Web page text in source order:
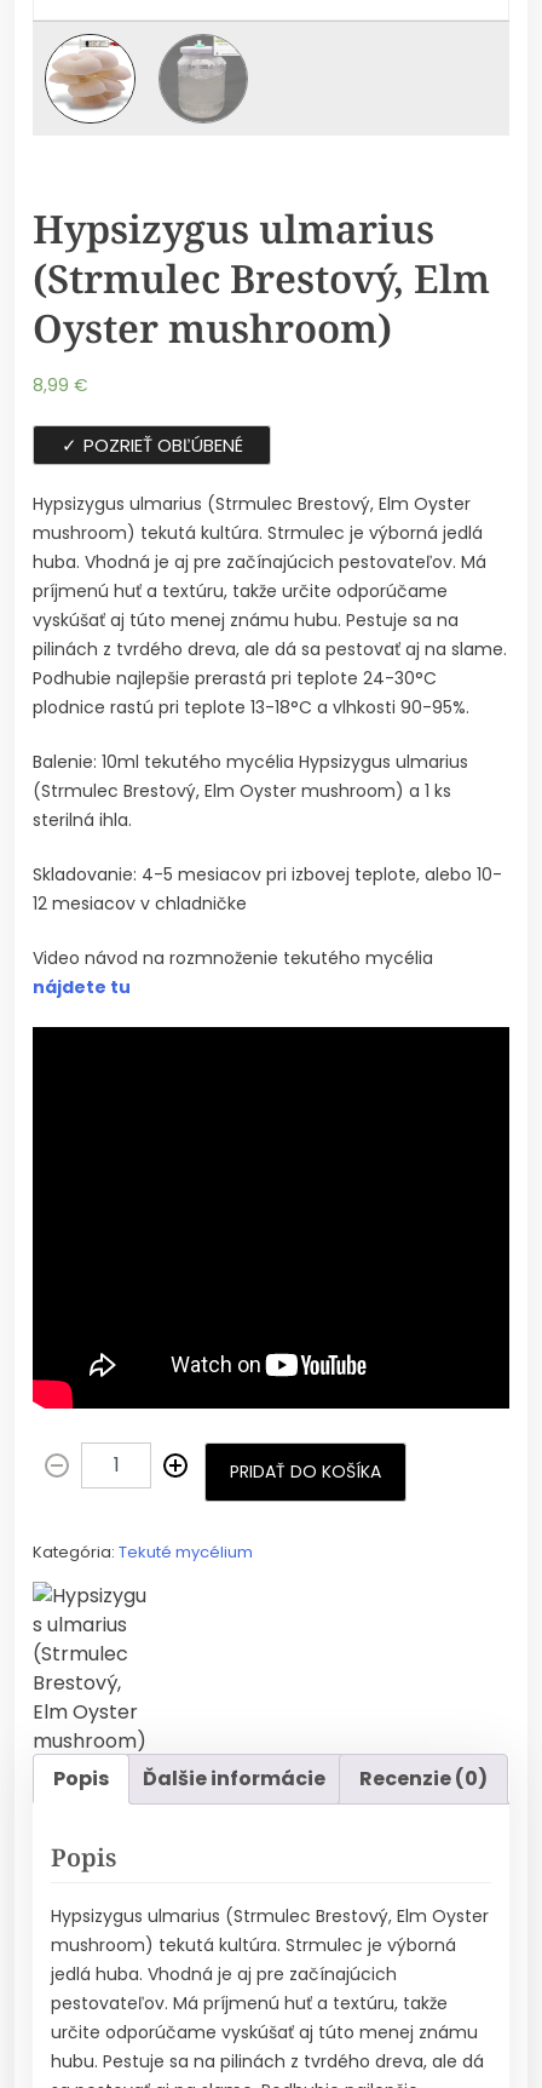
Hypsizygus ulmarius
(Strmulec Brestový, Elm
Oyster mushroom)
8,99 €
POZRIEŤ OBĽÚBENÉ
Hypsizygus ulmarius (Strmulec Brestový, Elm Oyster
mushroom) tekutá kultúra. Strmulec je výborná jedlá
huba. Vhodná je aj pre začínajúcich pestovateľov. Má
príjmenú huť a textúru, takže určite odporúčame
vyskúšať aj túto menej známu hubu. Pestuje sa na
pilinách z tvrdého dreva, ale dá sa pestovať aj na slame.
Podhubie najlepšie prerastá pri teplote 24-30°C
plodnice rastú pri teplote 13-18°C a vlhkosti 90-95%.
Balenie: 10ml tekutého mycélia Hypsizygus ulmarius
(Strmulec Brestový, Elm Oyster mushroom) a 1 ks
sterilná ihla.
Skladovanie: 4-5 mesiacov pri izbovej teplote, alebo 10-
12 mesiacov v chladničke
Video návod na rozmnoženie tekutého mycélia
nájdete tu
PRIDAŤ DO KOŠÍKA
Kategória: Tekuté mycélium
Popis Ďalšie informácie Recenzie (0)
Popis
Hypsizygus ulmarius (Strmulec Brestový, Elm Oyster
mushroom) tekutá kultúra. Strmulec je výborná
jedlá huba. Vhodná je aj pre začínajúcich
pestovateľov. Má príjmenú huť a textúru, takže
určite odporúčame vyskúšať aj túto menej známu
hubu. Pestuje sa na pilinách z tvrdého dreva, ale dá